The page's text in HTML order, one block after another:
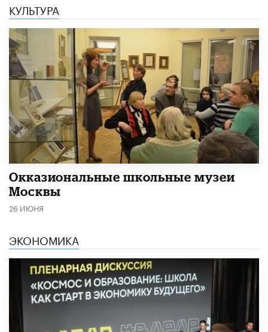
КУЛЬТУРА
​Окказиональные школьные музеи
Москвы
26 ИЮНЯ
ЭКОНОМИКА